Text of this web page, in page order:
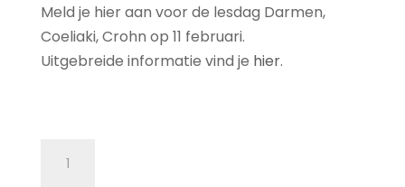
Meld je hier aan voor de lesdag Darmen,
Coeliaki, Crohn op 11 februari.
Uitgebreide informatie vind je hier.
Darmen,